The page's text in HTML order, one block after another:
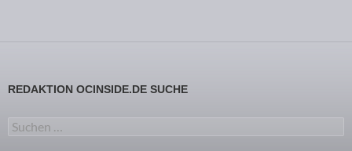
REDAKTION OCINSIDE.DE SUCHE
Suchen nach: